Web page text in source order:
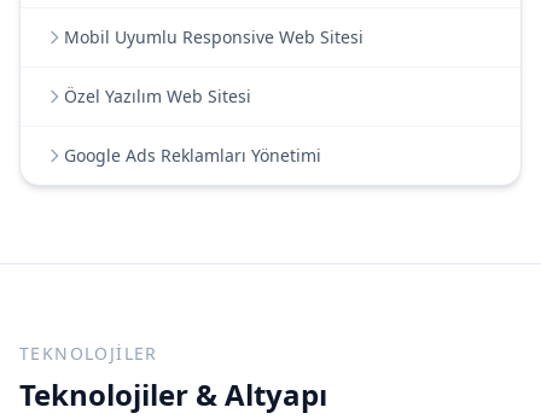
Mobil Uyumlu Responsive Web Sitesi
Özel Yazılım Web Sitesi
Google Ads Reklamları Yönetimi
TEKNOLOJILER
Teknolojiler & Altyapı